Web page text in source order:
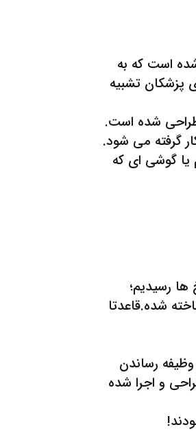
است که به
پزشکان تشبیه
طراحی شده است.
گرفته می شود.
یا گوشی ای که
ها رسیدیم؛
شده.قاعدتا
رساندن
و اجرا شده